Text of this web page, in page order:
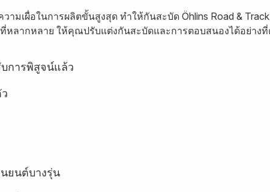
มเผื่อในการผลิตขั้นสูงสุด ทำให้กันสะบัด Öhlins Road &
หลากหลาย ให้คุณปรับแต่งกันสะบัดและการตอบสนองได้อย่างที่
การพิสูจน์แล้ว
ยนต์บางรุ่น